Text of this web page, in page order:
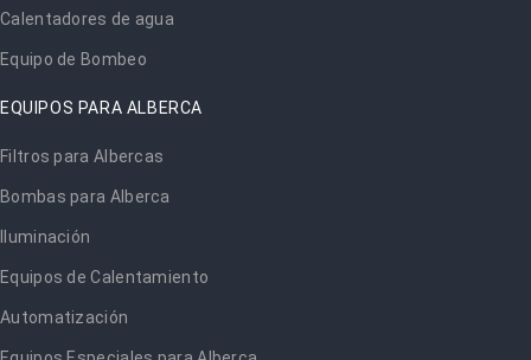
Calentadores de agua
Equipo de Bombeo
EQUIPOS PARA ALBERCA
Filtros para Albercas
Bombas para Alberca
Iluminación
Equipos de Calentamiento
Automatización